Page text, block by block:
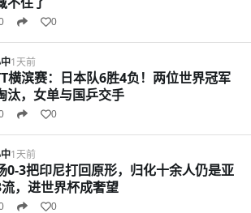
0
1天前
横滨赛：日本队6胜4负！两位世界冠军
汰，女单与国乒交手
0
1天前
0-3把印尼打回原形，归化十余人仍是亚
，进世界杯成奢望
0